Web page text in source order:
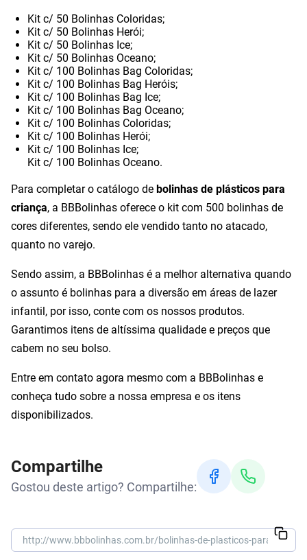
Kit c/ 50 Bolinhas Coloridas;
Kit c/ 50 Bolinhas Herói;
Kit c/ 50 Bolinhas Ice;
Kit c/ 50 Bolinhas Oceano;
Kit c/ 100 Bolinhas Bag Coloridas;
Kit c/ 100 Bolinhas Bag Heróis;
Kit c/ 100 Bolinhas Bag Ice;
Kit c/ 100 Bolinhas Bag Oceano;
Kit c/ 100 Bolinhas Coloridas;
Kit c/ 100 Bolinhas Herói;
Kit c/ 100 Bolinhas Ice;
Kit c/ 100 Bolinhas Oceano.
Para completar o catálogo de bolinhas de plásticos para
criança, a BBBolinhas oferece o kit com 500 bolinhas de
cores diferentes, sendo ele vendido tanto no atacado,
quanto no varejo.
Sendo assim, a BBBolinhas é a melhor alternativa quando
o assunto é bolinhas para a diversão em áreas de lazer
infantil, por isso, conte com os nossos produtos.
Garantimos itens de altíssima qualidade e preços que
cabem no seu bolso.
Entre em contato agora mesmo com a BBBolinhas e
conheça tudo sobre a nossa empresa e os itens
disponibilizados.
Compartilhe
Gostou deste artigo? Compartilhe: